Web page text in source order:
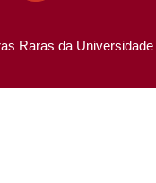
Raras da Universidade